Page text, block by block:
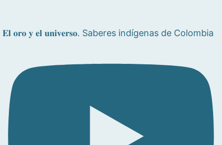
𝐄𝐥 𝐨𝐫𝐨 𝐲 𝐞𝐥 𝐮𝐧𝐢𝐯𝐞𝐫𝐬𝐨. Saberes indígenas de Colombia